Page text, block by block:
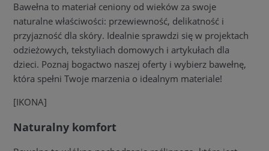
Bawełna to materiał ceniony od wieków za swoje
naturalne właściwości: przewiewność, delikatność i
przyjazność dla skóry. Idealnie sprawdzi się w projektach
odzieżowych, tekstyliach domowych i artykułach dla
dzieci. Poznaj bogactwo naszej oferty i wybierz bawełnę,
która spełni Twoje marzenia o idealnym materiale!
[IKONA]
Naturalny komfort